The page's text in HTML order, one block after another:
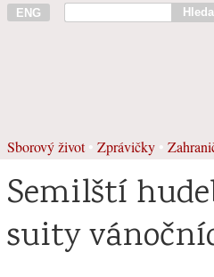
ENG
Sborový život• Zprávičky
Semilští
suity